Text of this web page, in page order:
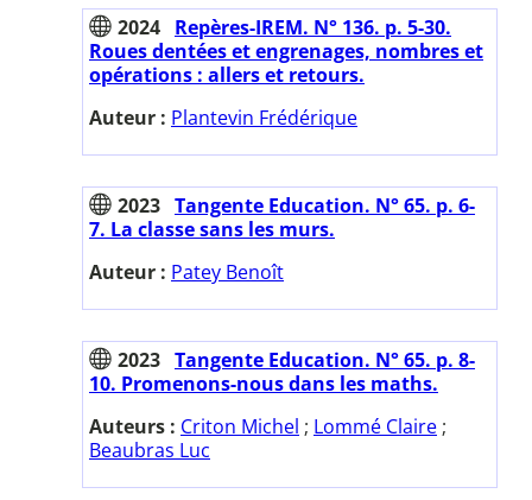
2024 Repères-IREM. N° 136. p. 5-30.
Roues dentées et engrenages, nombres et
opérations : allers et retours.
Auteur : Plantevin Frédérique
2023 Tangente Education. N° 65. p. 6-
7. La classe sans les murs.
Auteur : Patey Benoît
2023 Tangente Education. N° 65. p. 8-
10. Promenons-nous dans les maths.
Auteurs : Criton Michel ; Lommé Claire ;
Beaubras Luc